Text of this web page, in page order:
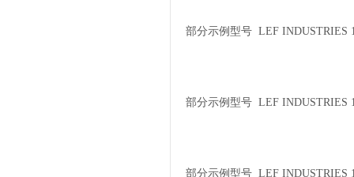
部分示例型号 LEF INDUSTRIES
部分示例型号 LEF INDUSTRIES
部分示例型号 LEF INDUSTRIES